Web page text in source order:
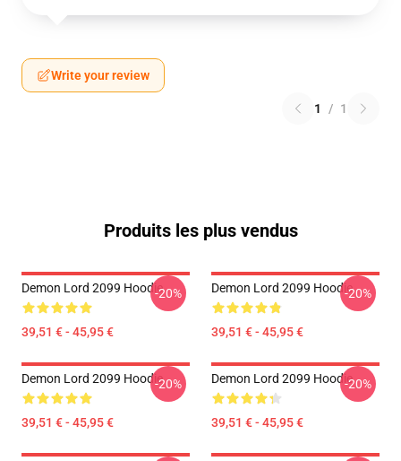
Write your review
1 / 1
Produits les plus vendus
Demon Lord 2099 Hoodie
39,51 € - 45,95 €
-20% Demon Lord 2099 Hoodie
39,51 € - 45,95 €
-20%
Demon Lord 2099 Hoodie
39,51 € - 45,95 €
-20% Demon Lord 2099 Hoodie
39,51 € - 45,95 €
-20%